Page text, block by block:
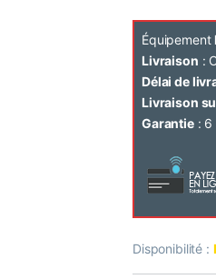
Équipement
Livraison :
Délai de
Livraison
Garantie: 6
Disponibilité :